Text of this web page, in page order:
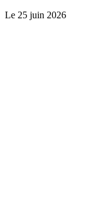
Le 25 juin 2026